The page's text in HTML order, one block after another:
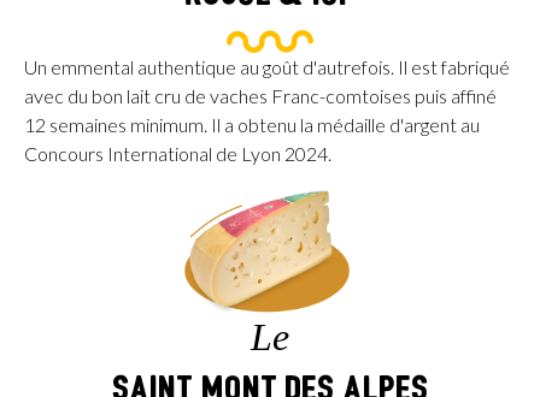
Un emmental authentique au goût d'autrefois. Il est fabriqué
avec du bon lait cru de vaches Franc-comtoises puis affiné
12 semaines minimum. Il a obtenu la médaille d'argent au
Concours International de Lyon 2024.
Le